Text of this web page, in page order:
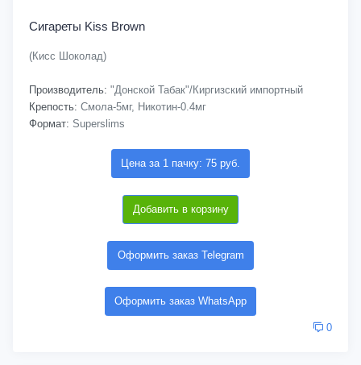
Сигареты Kiss Brown
(Кисс Шоколад)
Производитель: "Донской Табак"/Киргизский импортный
Крепость: Смола-5мг, Никотин-0.4мг
Формат: Superslims
Цена за 1 пачку: 75 руб.
Добавить в корзину
Оформить заказ Telegram
Оформить заказ WhatsApp
0